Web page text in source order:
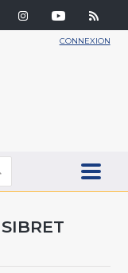
CONNEXION